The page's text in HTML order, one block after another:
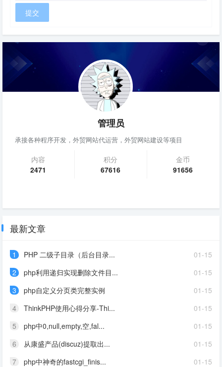
管理员
承接各种程序开发，外贸网站代运营，外贸网站建设等项目
内容
2471
积分
67616
金币
91656
最新文章
01-15
1
PHP 二级子目录（后台目录...
01-15
2
php利用递归实现删除文件目...
01-15
3
php自定义分页类完整实例
01-15
4
ThinkPHP使用心得分享-Thi...
01-15
5
php中0,null,empty,空,fal...
01-15
6
从康盛产品(discuz)提取出...
01-15
7
php中神奇的fastcgi_finis...